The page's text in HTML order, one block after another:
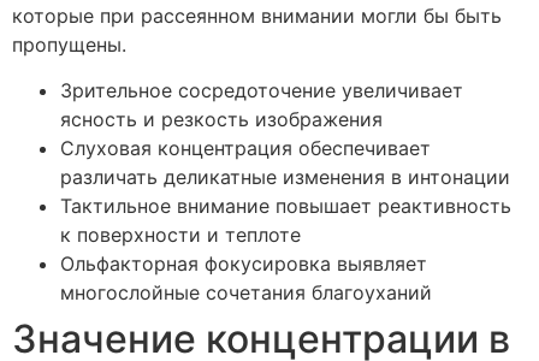
которые при рассеянном внимании могли бы быть
пропущены.
Зрительное сосредоточение увеличивает
ясность и резкость изображения
Слуховая концентрация обеспечивает
различать деликатные изменения в интонации
Тактильное внимание повышает реактивность
к поверхности и теплоте
Ольфакторная фокусировка выявляет
многослойные сочетания благоуханий
Значение концентрации в